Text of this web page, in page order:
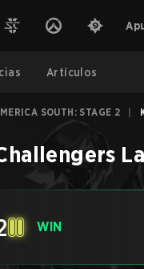
Artículos
SOUTH: STAGE 2
WIN